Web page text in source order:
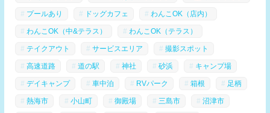
プールあり ドッグカフェ わんこOK（店内）
わんこOK（中&テラス） わんこOK（テラス）
テイクアウト サービスエリア 撮影スポット
高速道路 道の駅 神社 砂浜 キャンプ場
デイキャンプ 車中泊 RVパーク 箱根 足柄
熱海市 小山町 御殿場 三島市 沼津市